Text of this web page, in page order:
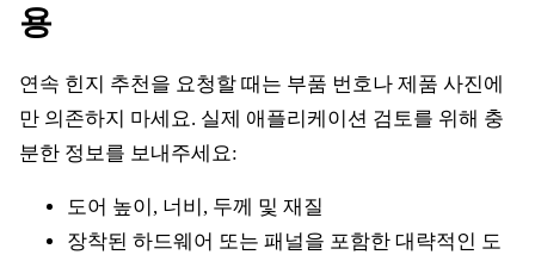
용
연속 힌지 추천을 요청할 때는 부품 번호나 제품 사진에
만 의존하지 마세요. 실제 애플리케이션 검토를 위해 충
분한 정보를 보내주세요:
도어 높이, 너비, 두께 및 재질
장착된 하드웨어 또는 패널을 포함한 대략적인 도